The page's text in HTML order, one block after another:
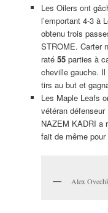
Les Oilers ont
l’emportant 4-3 à
obtenu trois
STROME. Carter
raté 55parties à
cheville gauche.
tirs au but et
Les Maple Leafs
vétéran défenseur
NAZEM KADRI a
fait de même
Alex